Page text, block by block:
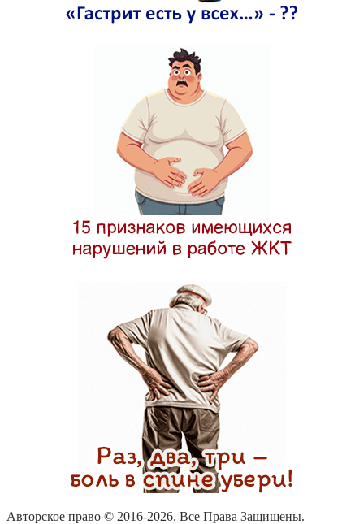
Авторское право © 2016-2026. Все Права Защищены.